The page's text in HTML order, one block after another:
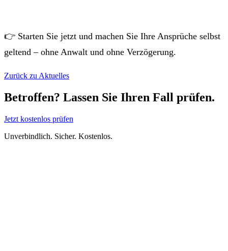
👉 Starten Sie jetzt und machen Sie Ihre Ansprüche selbst
geltend – ohne Anwalt und ohne Verzögerung.
Zurück zu Aktuelles
Betroffen? Lassen Sie Ihren Fall prüfen.
Jetzt kostenlos prüfen
Unverbindlich. Sicher. Kostenlos.